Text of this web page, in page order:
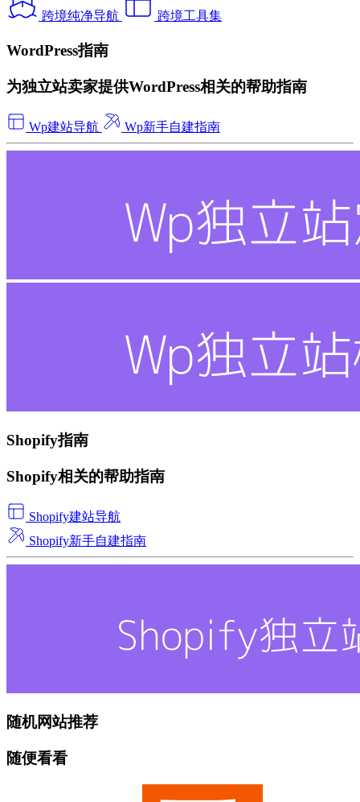
跨境纯净导航 跨境工具集
WordPress指南
为独立站卖家提供WordPress相关的帮助指南
Wp建站导航 Wp新手自建指南
Shopify指南
Shopify相关的帮助指南
Shopify建站导航
Shopify新手自建指南
随机网站推荐
随便看看